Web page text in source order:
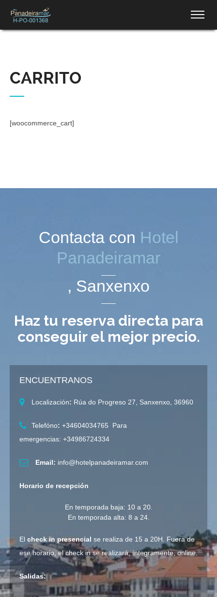
CARRITO
[woocommerce_cart]
Contacta con Hotel
Panadeiramar
, Sanxenxo
Haz tu reserva directa para
conseguir el mejor precio.
ENCUENTRANOS
Localización: Rúa do Progreso 27, Sanxenxo, 36960
Telefóno: +34604034765 Para
emergencias: +34986724334
Email: info@hotelpanadeiramar.com
Horario de recepción
En temporada baja: 10 a 20.
En temporada alta: 8 a 24.
El check in presencial se realiza de 15 a 20H. Fuera de
ese horario, el check in se realizará, íntegramente, online.
Salidas: